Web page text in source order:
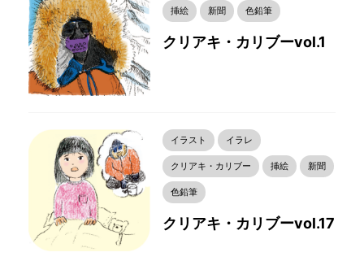
挿絵 新聞 色鉛筆
クリアキ・カリブーvol.1
イラスト イラレ
クリアキ・カリブー 挿絵 新聞
色鉛筆
クリアキ・カリブーvol.17